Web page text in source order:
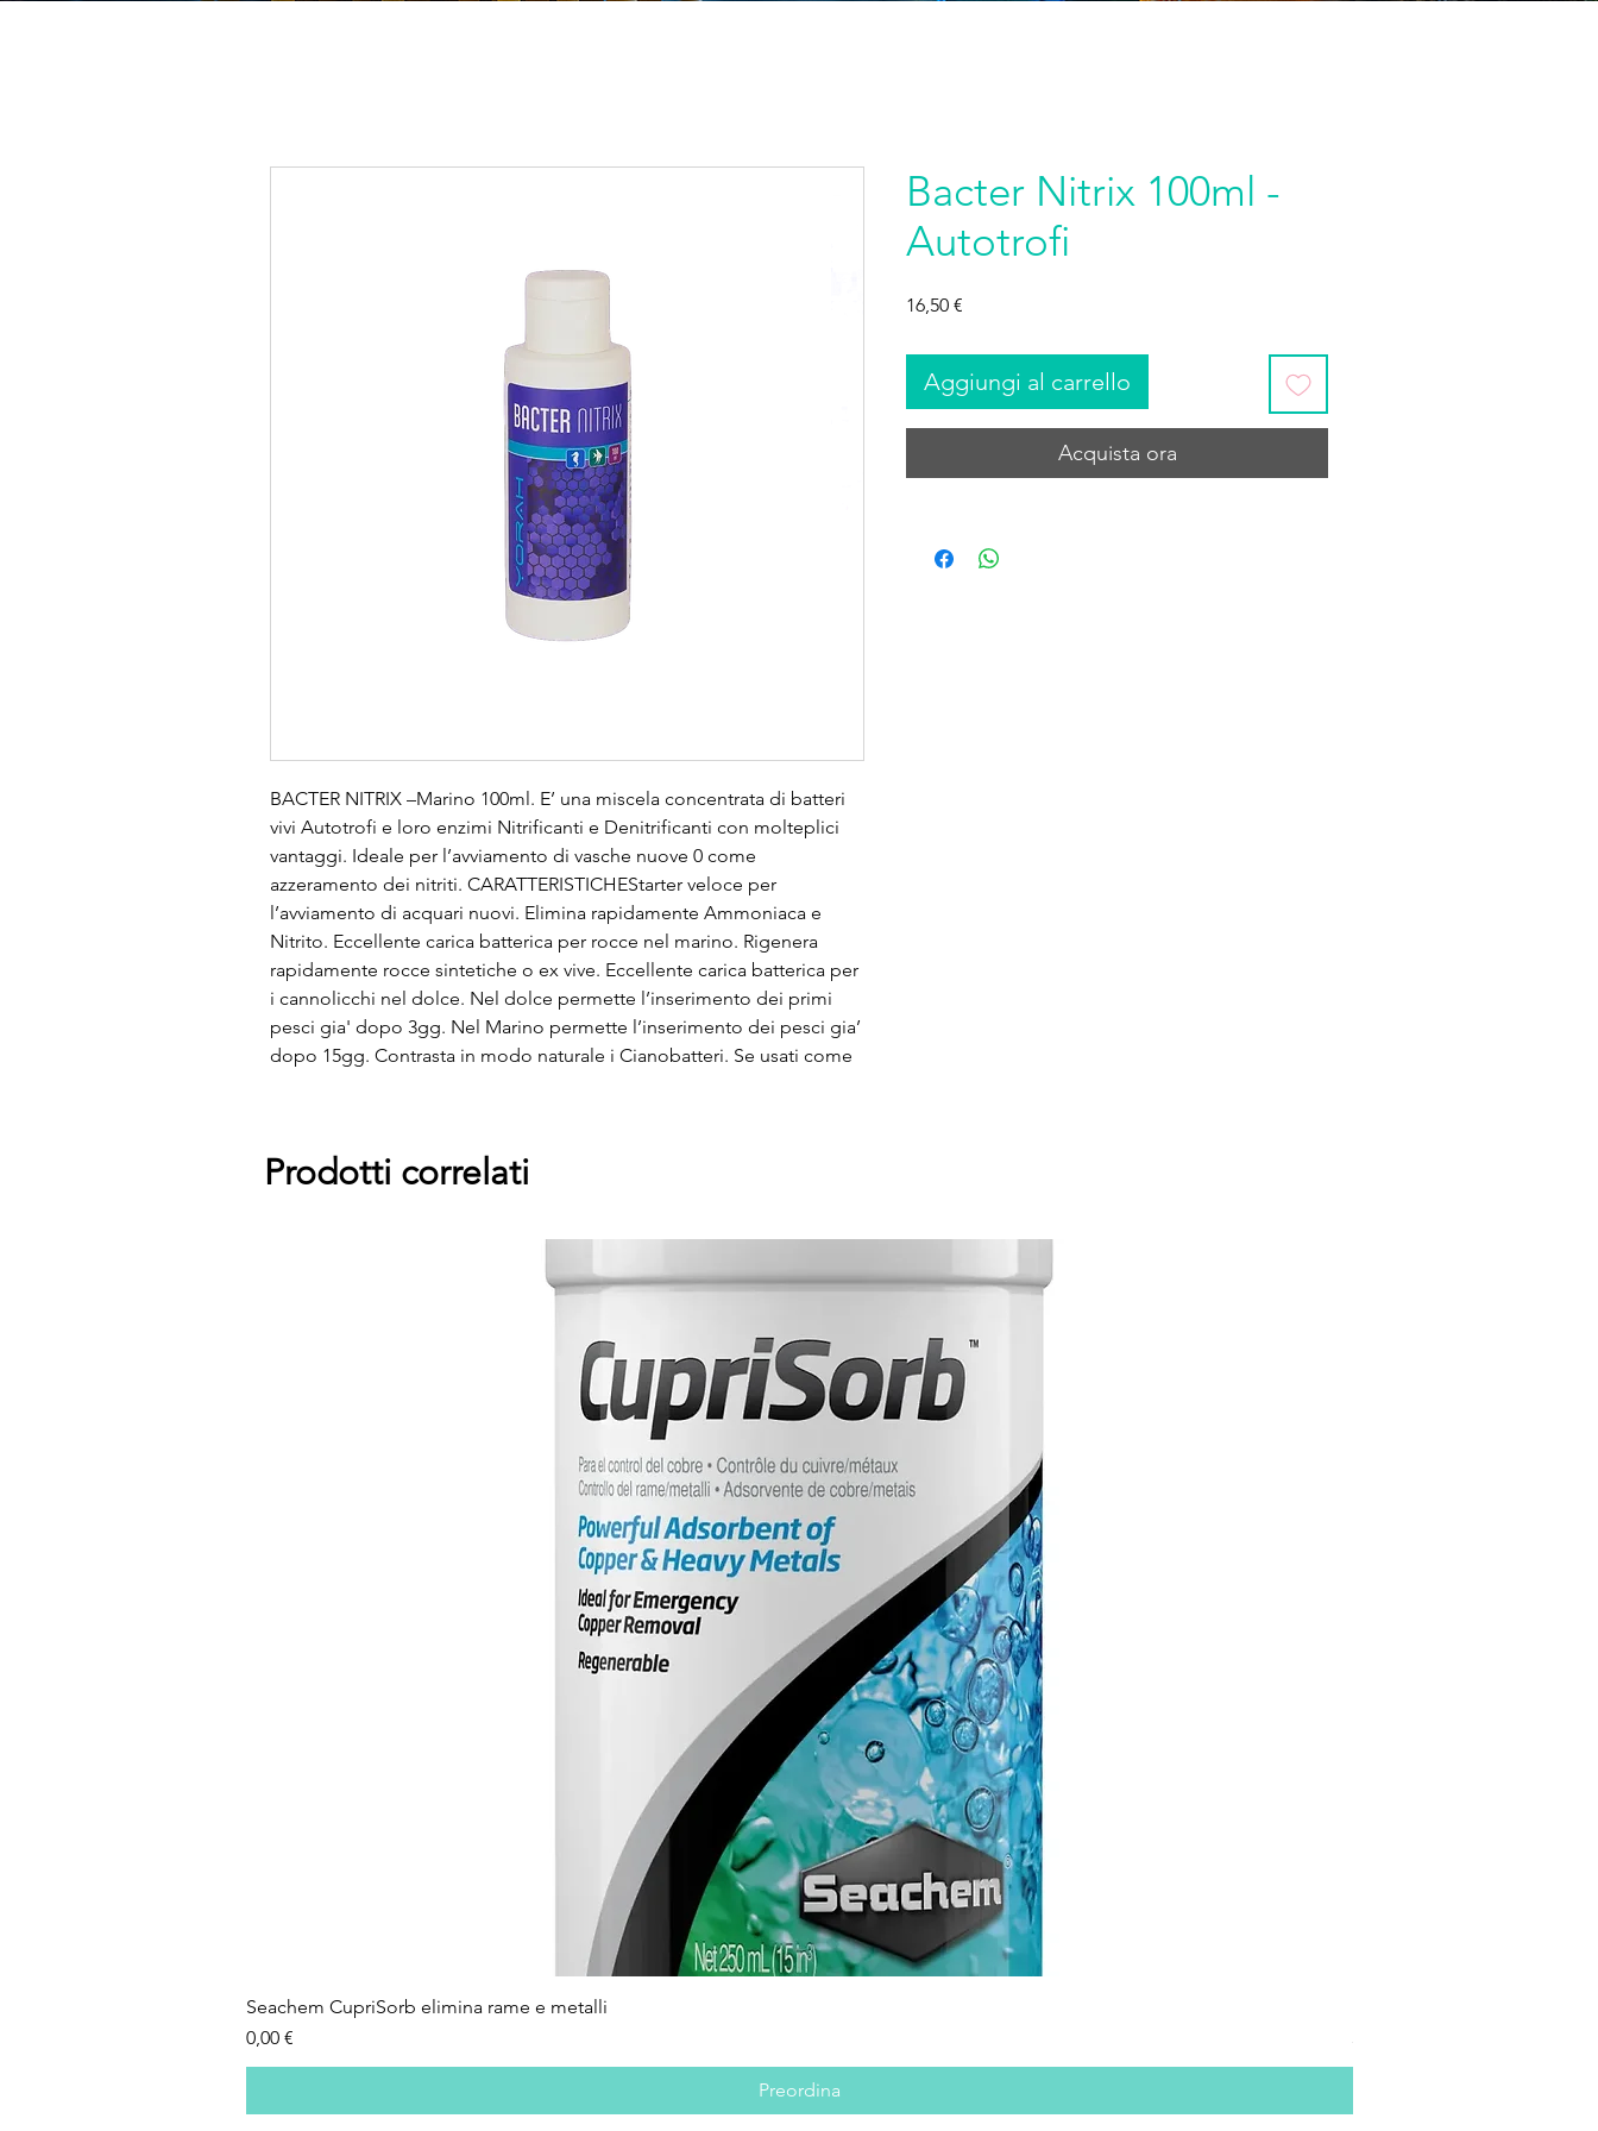
BACTER NITRIX –Marino 100ml. E’ una miscela concentrata di batteri
vivi Autotrofi e loro enzimi Nitrificanti e Denitrificanti con molteplici
vantaggi. Ideale per l’avviamento di vasche nuove 0 come
azzeramento dei nitriti. CARATTERISTICHEStarter veloce per
l’avviamento di acquari nuovi. Elimina rapidamente Ammoniaca e
Nitrito. Eccellente carica batterica per rocce nel marino. Rigenera
rapidamente rocce sintetiche o ex vive. Eccellente carica batterica per
i cannolicchi nel dolce. Nel dolce permette l’inserimento dei primi
pesci gia' dopo 3gg. Nel Marino permette l’inserimento dei pesci gia’
dopo 15gg. Contrasta in modo naturale i Cianobatteri. Se usati come
dettaglinella sezione Protocolli. Dosaggio. In caso di problemi
Bacter Nitrix 100ml -
Autotrofi
16,50 €
Aggiungi al carrello
Acquista ora
Prodotti correlati
Seachem CupriSorb elimina rame e metalli
Prezzo
0,00 €
Preordina
Prezzo
38,50 €